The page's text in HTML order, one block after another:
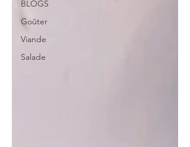
BLOGS
Goûter
Viande
Salade